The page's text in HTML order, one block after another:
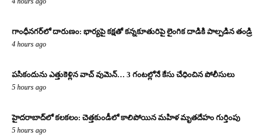
గాంధీనగర్‌లో దారుణం: భార్యపై కక్షతో కన్నకూతురిపై లైంగిక దాడికి పాల్పడిన తండ్రి
4 hours ago
పసికందును ఎత్తుకెళ్లిన వాచ్ వుమెన్… 3 గంటల్లోనే కేసు చేధించిన పోలీసులు
5 hours ago
హైదరాబాద్‌లో కలకలం: చెత్తకుండీలో కాలిపోయిన మహిళ మృతదేహం గుర్తింపు
5 hours ago